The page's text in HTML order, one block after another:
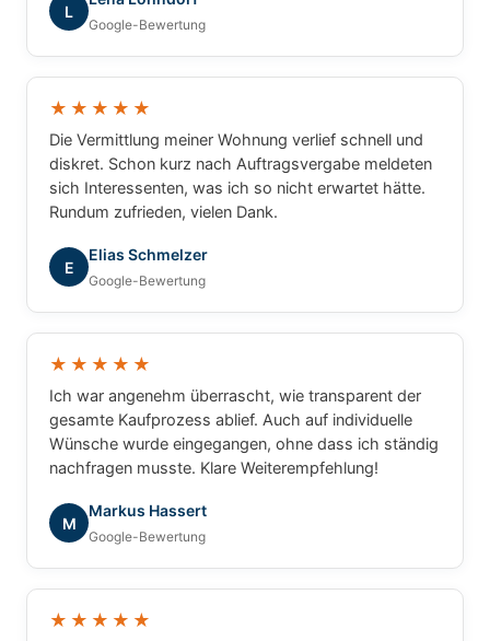
L
Google-Bewertung
★★★★★
Die Vermittlung meiner Wohnung verlief schnell und
diskret. Schon kurz nach Auftragsvergabe meldeten
sich Interessenten, was ich so nicht erwartet hätte.
Rundum zufrieden, vielen Dank.
E
Elias Schmelzer
Google-Bewertung
★★★★★
Ich war angenehm überrascht, wie transparent der
gesamte Kaufprozess ablief. Auch auf individuelle
Wünsche wurde eingegangen, ohne dass ich ständig
nachfragen musste. Klare Weiterempfehlung!
M
Markus Hassert
Google-Bewertung
★★★★★